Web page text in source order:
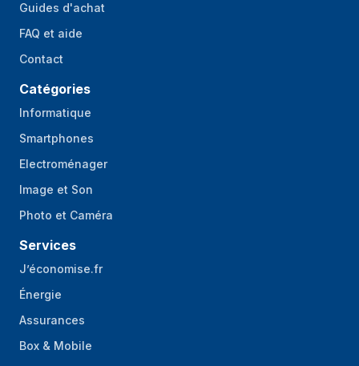
Guides d'achat
FAQ et aide
Contact
Catégories
Informatique
Smartphones
Electroménager
Image et Son
Photo et Caméra
Services
J’économise.fr
Énergie
Assurances
Box & Mobile